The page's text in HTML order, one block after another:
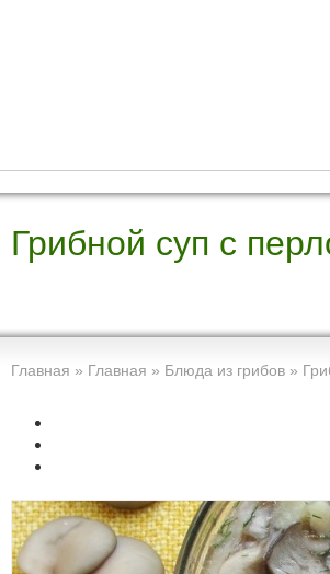
Грибной суп с
Главная » Главная » Блюда из грибов »